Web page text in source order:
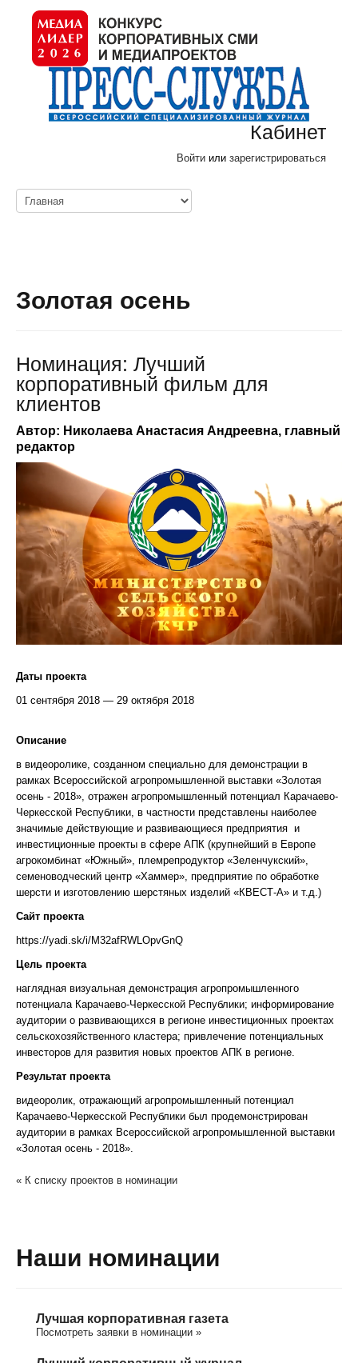
Кабинет
Войти или зарегистрироваться
Золотая осень
Номинация: Лучший
корпоративный фильм для
клиентов
Автор: Николаева Анастасия Андреевна, главный
редактор
Даты проекта
01 сентября 2018 — 29 октября 2018
Описание
в видеоролике, созданном специально для демонстрации в
рамках Всероссийской агропромышленной выставки «Золотая
осень - 2018», отражен агропромышленный потенциал Карачаево-
Черкесской Республики, в частности представлены наиболее
значимые действующие и развивающиеся предприятия и
инвестиционные проекты в сфере АПК (крупнейший в Европе
агрокомбинат «Южный», племрепродуктор «Зеленчукский»,
семеноводческий центр «Хаммер», предприятие по обработке
шерсти и изготовлению шерстяных изделий «КВЕСТ-А» и т.д.)
Сайт проекта
https://yadi.sk/i/M32afRWLOpvGnQ
Цель проекта
наглядная визуальная демонстрация агропромышленного
потенциала Карачаево-Черкесской Республики; информирование
аудитории о развивающихся в регионе инвестиционных проектах
сельскохозяйственного кластера; привлечение потенциальных
инвесторов для развития новых проектов АПК в регионе.
Результат проекта
видеоролик, отражающий агропромышленный потенциал
Карачаево-Черкесской Республики был продемонстрирован
аудитории в рамках Всероссийской агропромышленной выставки
«Золотая осень - 2018».
« К списку проектов в номинации
Наши номинации
Лучшая корпоративная газета
Посмотреть заявки в номинации »